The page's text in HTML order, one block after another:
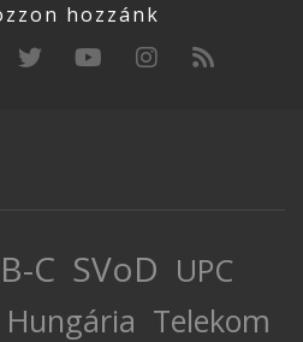
hozzánk
C SVoD UPC
Telekom